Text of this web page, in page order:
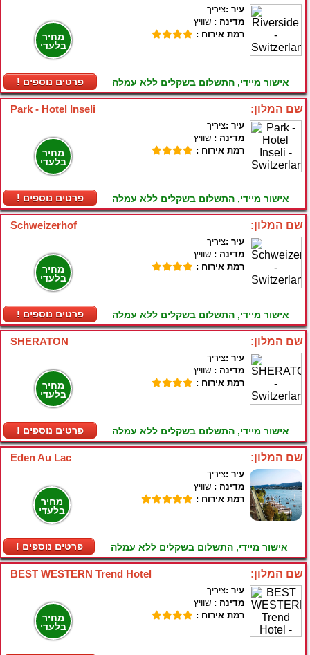
מחיר
בלעדי
! פרטים נוספים
עיר :ציריך
מדינה : שוויץ
רמת אירוח :
אישור מיידי, התשלום בשקלים ללא עמלה
Park - Hotel Inseli שם המלון:
מחיר
בלעדי
! פרטים נוספים
עיר :ציריך
מדינה : שוויץ
רמת אירוח :
אישור מיידי, התשלום בשקלים ללא עמלה
Schweizerhof שם המלון:
מחיר
בלעדי
! פרטים נוספים
עיר :ציריך
מדינה : שוויץ
רמת אירוח :
אישור מיידי, התשלום בשקלים ללא עמלה
SHERATON שם המלון:
מחיר
בלעדי
! פרטים נוספים
עיר :ציריך
מדינה : שוויץ
רמת אירוח :
אישור מיידי, התשלום בשקלים ללא עמלה
Eden Au Lac שם המלון:
מחיר
בלעדי
! פרטים נוספים
עיר :ציריך
מדינה : שוויץ
רמת אירוח :
אישור מיידי, התשלום בשקלים ללא עמלה
BEST WESTERN Trend Hotel שם המלון:
מחיר
בלעדי
עיר :ציריך
מדינה : שוויץ
רמת אירוח :